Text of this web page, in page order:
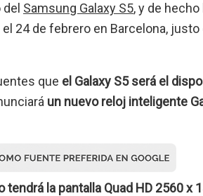
Samsung Galaxy S5, y de
24 de febrero en Barcelona, justo
que el Galaxy S5 será el
un nuevo reloj inteligente
tendrá la pantalla Quad HD 2560 x